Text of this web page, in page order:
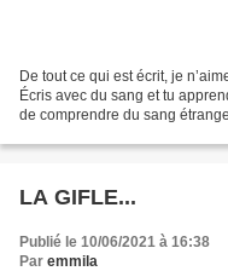
De tout ce qui est écrit, je
Écris avec du sang et tu
de comprendre du sang
LA GIFLE...
Publié le 10/06/2021 à 16:38
Par emmila